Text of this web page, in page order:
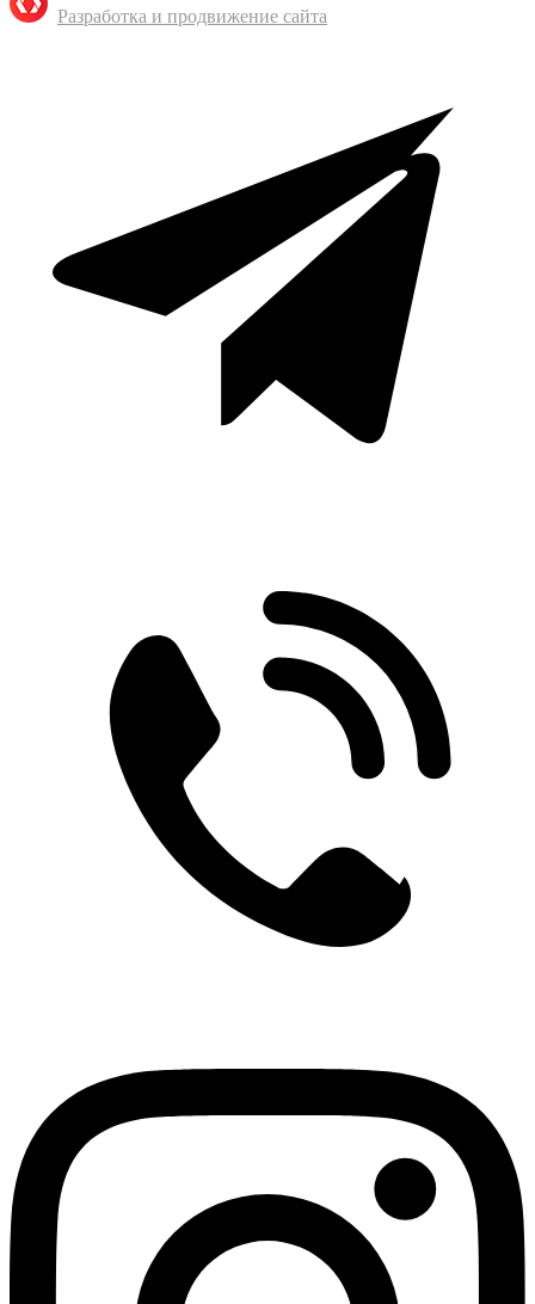
Разработка и продвижение сайта